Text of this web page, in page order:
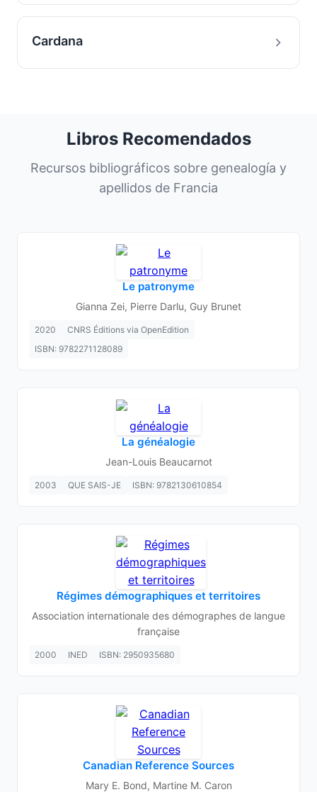
Cardana
Libros Recomendados
Recursos bibliográficos sobre genealogía y
apellidos de Francia
Le patronyme
Gianna Zei, Pierre Darlu, Guy Brunet
2020
CNRS Éditions via OpenEdition
ISBN: 9782271128089
La généalogie
Jean-Louis Beaucarnot
2003 QUE SAIS-JE ISBN: 9782130610854
Régimes démographiques et territoires
Association internationale des démographes de langue
française
2000 INED ISBN: 2950935680
Canadian Reference Sources
Mary E. Bond, Martine M. Caron